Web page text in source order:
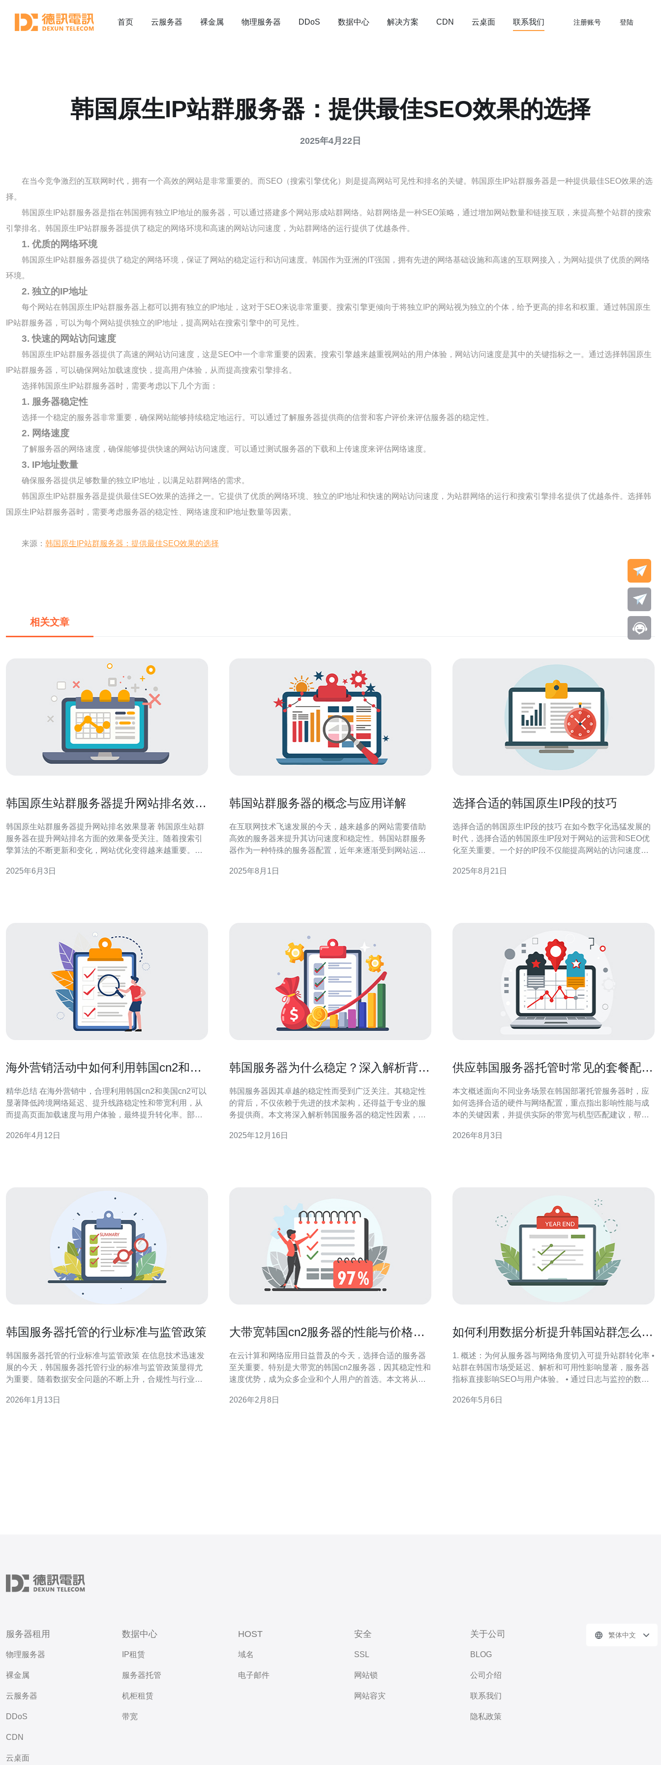
首页 云服务器 裸金属 物理服务器 DDoS 数据中心 解决方案 CDN 云桌面 联系我们 注册账号 登陆
韩国原生IP站群服务器：提供最佳SEO效果的选择
2025年4月22日
在当今竞争激烈的互联网时代，拥有一个高效的网站是非常重要的。而SEO（搜索引擎优化）则是提高网站可见性和排名的关键。韩国原生IP站群服务器是一种提供最佳SEO效果的选
择。
韩国原生IP站群服务器是指在韩国拥有独立IP地址的服务器，可以通过搭建多个网站形成站群网络。站群网络是一种SEO策略，通过增加网站数量和链接互联，来提高整个站群的搜索
引擎排名。韩国原生IP站群服务器提供了稳定的网络环境和高速的网站访问速度，为站群网络的运行提供了优越条件。
1. 优质的网络环境
韩国原生IP站群服务器提供了稳定的网络环境，保证了网站的稳定运行和访问速度。韩国作为亚洲的IT强国，拥有先进的网络基础设施和高速的互联网接入，为网站提供了优质的网络
环境。
2. 独立的IP地址
每个网站在韩国原生IP站群服务器上都可以拥有独立的IP地址，这对于SEO来说非常重要。搜索引擎更倾向于将独立IP的网站视为独立的个体，给予更高的排名和权重。通过韩国原生
IP站群服务器，可以为每个网站提供独立的IP地址，提高网站在搜索引擎中的可见性。
3. 快速的网站访问速度
韩国原生IP站群服务器提供了高速的网站访问速度，这是SEO中一个非常重要的因素。搜索引擎越来越重视网站的用户体验，网站访问速度是其中的关键指标之一。通过选择韩国原生
IP站群服务器，可以确保网站加载速度快，提高用户体验，从而提高搜索引擎排名。
选择韩国原生IP站群服务器时，需要考虑以下几个方面：
1. 服务器稳定性
选择一个稳定的服务器非常重要，确保网站能够持续稳定地运行。可以通过了解服务器提供商的信誉和客户评价来评估服务器的稳定性。
2. 网络速度
了解服务器的网络速度，确保能够提供快速的网站访问速度。可以通过测试服务器的下载和上传速度来评估网络速度。
3. IP地址数量
确保服务器提供足够数量的独立IP地址，以满足站群网络的需求。
韩国原生IP站群服务器是提供最佳SEO效果的选择之一。它提供了优质的网络环境、独立的IP地址和快速的网站访问速度，为站群网络的运行和搜索引擎排名提供了优越条件。选择韩
国原生IP站群服务器时，需要考虑服务器的稳定性、网络速度和IP地址数量等因素。
来源： 韩国原生IP站群服务器：提供最佳SEO效果的选择
相关文章
韩国原生站群服务器提升网站排名效果
韩国原生站群服务器提升网站排名效果显著 韩国原生站群
服务器在提升网站排名方面的效果备受关注。随着搜索引
擎算法的不断更新和变化，网站优化变得越来越重要。而
是提升网站排名的有效途径。 韩国原生站群服务器提供独
2025年6月3日
韩国站群服务器的概念与应用详解
在互联网技术飞速发展的今天，越来越多的网站需要借助
高效的服务器来提升其访问速度和稳定性。韩国站群服务
器作为一种特殊的服务器配置，近年来逐渐受到网站运营
用，帮助您更好地理解这一技术，并为您的网站选择合适
2025年8月1日
选择合适的韩国原生IP段的技巧
选择合适的韩国原生IP段的技巧 在如今数字化迅猛发展的
时代，选择合适的韩国原生IP段对于网站的运营和SEO优
化至关重要。一个好的IP段不仅能提高网站的访问速度，
时，往往希望找到那种最好、最便宜的选项，以便在保证
2025年8月21日
海外营销活动中如何利用韩国cn2和美
精华总结 在海外营销中，合理利用韩国cn2和美国cn2可以
显著降低跨境网络延迟、提升线路稳定性和带宽利用，从
而提高页面加载速度与用户体验，最终提升转化率。部署
DDoS防御、优化域名解析与路由策略，是提升效果的关
2026年4月12日
韩国服务器为什么稳定？深入解析背后
韩国服务器因其卓越的稳定性而受到广泛关注。其稳定性
的背后，不仅依赖于先进的技术架构，还得益于专业的服
务提供商。本文将深入解析韩国服务器的稳定性因素，并
韩国在网络基础设施方面拥有显著的优势。首先，韩国的
2025年12月16日
供应韩国服务器托管时常见的套餐配置
本文概述面向不同业务场景在韩国部署托管服务器时，应
如何选择合适的硬件与网络配置，重点指出影响性能与成
本的关键因素，并提供实际的带宽与机型匹配建议，帮助
的套餐配置适合不同规模的业务？ 在选择韩国服务器托管
2026年8月3日
韩国服务器托管的行业标准与监管政策
韩国服务器托管的行业标准与监管政策 在信息技术迅速发
展的今天，韩国服务器托管行业的标准与监管政策显得尤
为重要。随着数据安全问题的不断上升，合规性与行业标
将深入探讨韩国服务器托管的行业标准与监管政策，为读
2026年1月13日
大带宽韩国cn2服务器的性能与价格对
在云计算和网络应用日益普及的今天，选择合适的服务器
至关重要。特别是大带宽的韩国cn2服务器，因其稳定性和
速度优势，成为众多企业和个人用户的首选。本文将从多
析，帮助读者做出明智的选择。 大带宽韩国cn2服务器的
2026年2月8日
如何利用数据分析提升韩国站群怎么做
1. 概述：为何从服务器与网络角度切入可提升站群转化率 •
站群在韩国市场受延迟、解析和可用性影响显著，服务器
指标直接影响SEO与用户体验。 • 通过日志与监控的数据
页面响应时间、错误率(5xx/4xx)、DNS解析时间、连接丢
2026年5月6日
服务器租用
物理服务器
裸金属
云服务器
DDoS
CDN
云桌面
数据中心
IP租赁
服务器托管
机柜租赁
带宽
HOST
域名
电子邮件
安全
SSL
网站锁
网站容灾
关于公司
BLOG
公司介绍
联系我们
隐私政策
繁体中文